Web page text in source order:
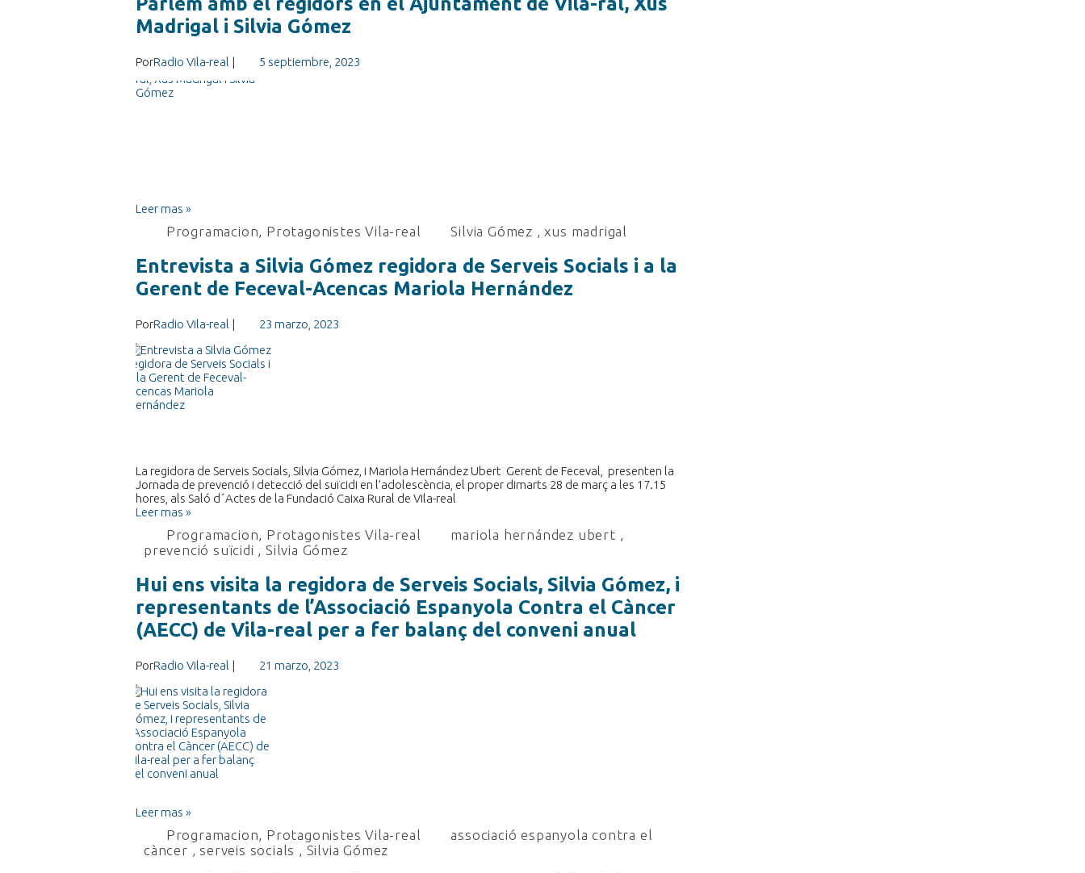
Madrigal i Silvia Gómez
PorRadio Vila-real | 5 septiembre, 2023
Leer mas »
Programacion, Protagonistes Vila-real Silvia Gómez , xus madrigal
Entrevista a Silvia Gómez regidora de Serveis Socials i a la
Gerent de Feceval-Acencas Mariola Hernández
PorRadio Vila-real | 23 marzo, 2023
La regidora de Serveis Socials, Silvia Gómez, i Mariola Hernández Ubert Gerent de Feceval, presenten la
Jornada de prevenció i detecció del suïcidi en l’adolescència, el proper dimarts 28 de març a les 17.15
hores, als Saló d´Actes de la Fundació Caixa Rural de Vila-real
Leer mas »
Programacion, Protagonistes Vila-real mariola hernández ubert ,
prevenció suïcidi ,Silvia Gómez
Hui ens visita la regidora de Serveis Socials, Silvia Gómez, i
representants de l’Associació Espanyola Contra el Càncer
(AECC) de Vila-real per a fer balanç del conveni anual
PorRadio Vila-real | 21 marzo, 2023
Leer mas »
Programacion, Protagonistes Vila-real
associació espanyola contra el
càncer , serveis socials , Silvia Gómez